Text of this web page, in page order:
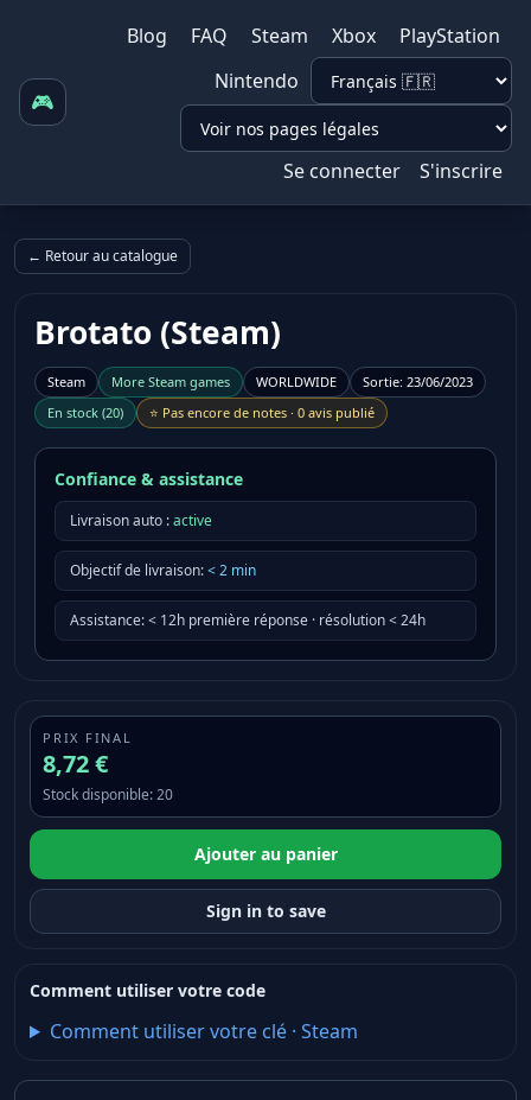
🎮
Blog FAQ Steam Xbox
PlayStation
Nintendo
Se connecter S'inscrire
← Retour au catalogue
Brotato (Steam)
Steam More Steam games WORLDWIDE Sortie: 23/06/2023
En stock (20) ⭐ Pas encore de notes · 0 avis publié
Confiance & assistance
Livraison auto :active
Objectif de livraison:<2 min
Assistance:< 12h première réponse · résolution < 24h
PRIX FINAL
8,72 €
Stock disponible:20
Ajouter au panier
Sign in to save
Comment utiliser votre code
Comment utiliser votre clé· Steam